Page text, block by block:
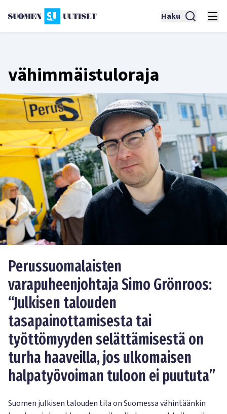
Haku
vähimmäistuloraja
Perussuomalaisten
varapuheenjohtaja Simo Grönroos:
“Julkisen talouden
tasapainottamisesta tai
työttömyyden selättämisestä on
turha haaveilla, jos ulkomaisen
halpatyövoiman tuloon ei puututa”
Suomen julkisen talouden tila on Suomessa vähintäänkin